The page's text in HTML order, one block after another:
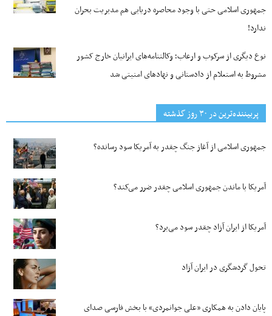
جمهوری اسلامی حتی با وجود محاصره دریایی هم مدیریت بحران
ندارد!
نوع دیگری از سرکوب و ارعاب؛ وکالتنامه‌های ایرانیان خارج کشور
مشروط به استعلام از دادستانی و نهادهای امنیتی شد
پربیننده‌ترین‌ در ۳۰ روز گذشته
جمهوری اسلامی از آغاز جنگ چقدر به آمریکا سود رسانده؟
آمریکا با ماندن جمهوری اسلامی چقدر ضرر می‌کند؟
آمریکا از ایران آزاد چقدر سود می‌برد؟
تحول گردشگری در ایران آزاد
پایان دادن به همکاری «علی جوانمردی» با بخش فارسی صدای